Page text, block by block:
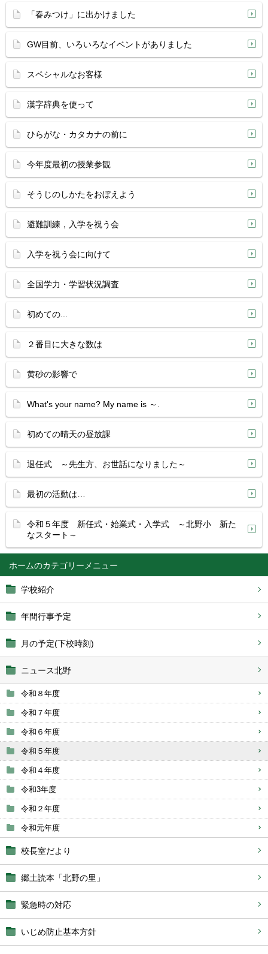
ホーム
学校紹介
年間行事予定
月の予定(下校時刻)
ニュース北野
令和８年度
令和７年度
令和６年度
令和５年度
令和４年度
令和3年度
令和２年度
令和元年度
校長室だより
郷土読本「北野の里」
緊急時の対応
いじめ防止基本方針
「春みつけ」に出かけました
GW目前、いろいろなイベントがありました
スペシャルなお客様
漢字辞典を使って
ひらがな・カタカナの前に
今年度最初の授業参観
そうじのしかたをおぼえよう
避難訓練，入学を祝う会
入学を祝う会に向けて
全国学力・学習状況調査
初めての...
２番目に大きな数は
黄砂の影響で
What's your name? My name is ～.
初めての晴天の昼放課
退任式 ～先生方、お世話になりました～
最初の活動は…
令和５年度 新任式・始業式・入学式 ～北野小 新た
なスタート～